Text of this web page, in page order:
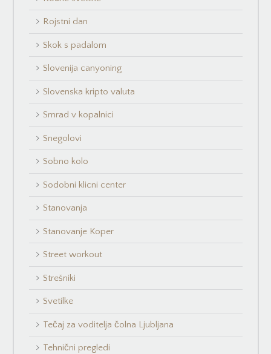
Rojstni dan
Skok s padalom
Slovenija canyoning
Slovenska kripto valuta
Smrad v kopalnici
Snegolovi
Sobno kolo
Sodobni klicni center
Stanovanja
Stanovanje Koper
Street workout
Strešniki
Svetilke
Tečaj za voditelja čolna Ljubljana
Tehnični pregledi